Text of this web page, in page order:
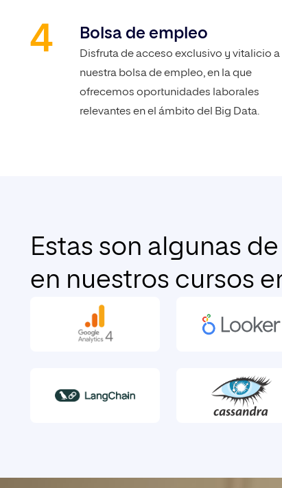
Bolsa de empleo
Disfruta de acceso exclusivo y vitalicio a
nuestra bolsa de empleo, en la que
ofrecemos oportunidades laborales
relevantes en el ámbito del Big Data.
Estas son algunas
en nuestros cursos